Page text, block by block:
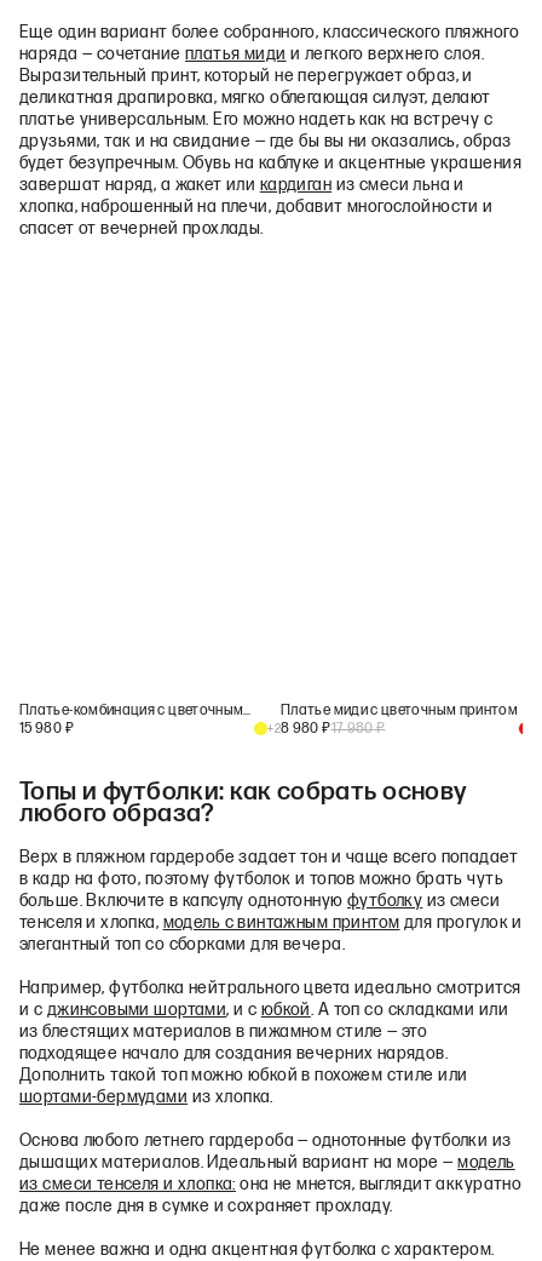
Еще один вариант более собранного, классического пляжного
наряда — сочетание платья миди и легкого верхнего слоя.
Выразительный принт, который не перегружает образ, и
деликатная драпировка, мягко облегающая силуэт, делают
платье универсальным. Его можно надеть как на встречу с
друзьями, так и на свидание — где бы вы ни оказались, образ
будет безупречным. Обувь на каблуке и акцентные украшения
завершат наряд, а жакет или кардиган из смеси льна и
хлопка, наброшенный на плечи, добавит многослойности и
спасет от вечерней прохлады.
Платье-комбинация с цветочным принтом
15 980 ₽ +2
Платье миди с цветочным принтом
8 980 ₽17 980₽
Топы и футболки: как собрать основу
любого образа?
Верх в пляжном гардеробе задает тон и чаще всего попадает
в кадр на фото, поэтому футболок и топов можно брать чуть
больше. Включите в капсулу однотонную футболку из смеси
тенселя и хлопка, модель с винтажным принтом для прогулок и
элегантный топ со сборками для вечера.
Например, футболка нейтрального цвета идеально смотрится
и с джинсовыми шортами, и с юбкой. А топ со складками или
из блестящих материалов в пижамном стиле — это
подходящее начало для создания вечерних нарядов.
Дополнить такой топ можно юбкой в похожем стиле или
шортами‑бермудами из хлопка.
Основа любого летнего гардероба — однотонные футболки из
дышащих материалов. Идеальный вариант на море —модель
из смеси тенселя и хлопка: она не мнется, выглядит аккуратно
даже после дня в сумке и сохраняет прохладу.
Не менее важна и одна акцентная футболка с характером.